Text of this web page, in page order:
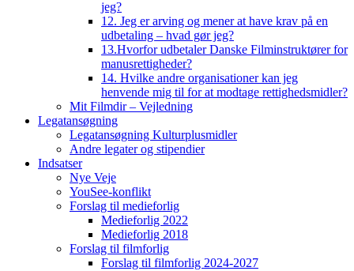
jeg?
12. Jeg er arving og mener at have krav på en
udbetaling – hvad gør jeg?
13.Hvorfor udbetaler Danske Filminstruktører for
manusrettigheder?
14. Hvilke andre organisationer kan jeg
henvende mig til for at modtage rettighedsmidler?
Mit Filmdir – Vejledning
Legatansøgning
Legatansøgning Kulturplusmidler
Andre legater og stipendier
Indsatser
Nye Veje
YouSee-konflikt
Forslag til medieforlig
Medieforlig 2022
Medieforlig 2018
Forslag til filmforlig
Forslag til filmforlig 2024-2027